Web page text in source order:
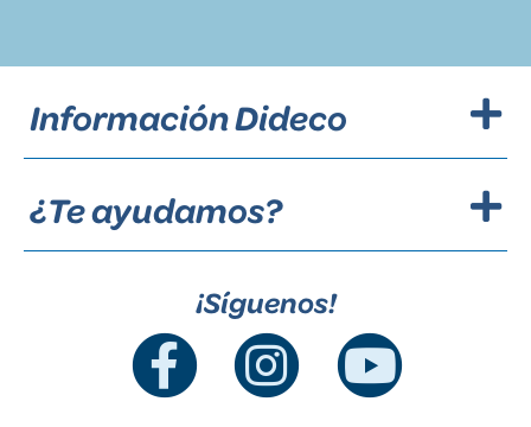
Información Dideco
¿Te ayudamos?
¡Síguenos!